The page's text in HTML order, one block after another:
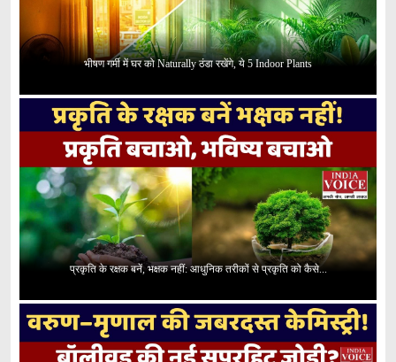
भीषण गर्मी में घर को Naturally ठंडा रखेंगे, ये 5 Indoor Plants
प्रकृति के रक्षक बनें, भक्षक नहीं: आधुनिक तरीकों से प्रकृति को कैसे...